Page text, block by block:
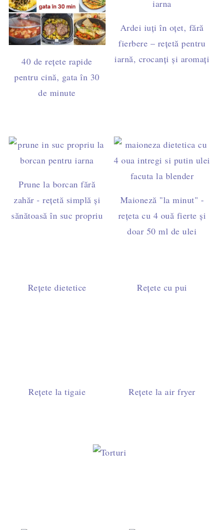
40 de rețete rapide
pentru cină, gata în 30
de minute
Ardei iuți în oțet, fără
fierbere – rețetă pentru
iarnă, crocanți și aromați
Prune la borcan fără
zahăr - rețetă simplă și
sănătoasă în suc propriu
Maioneză "la minut" -
rețeta cu 4 ouă fierte și
doar 50 ml de ulei
Rețete dietetice Rețete cu pui
Rețete la tigaie Rețete la air fryer